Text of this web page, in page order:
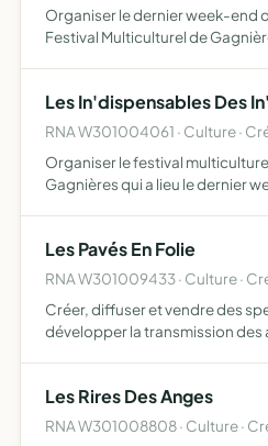
Organiser le dernier week-end
Festival Multiculturel de
des …
Les In'dispensables Des
RNA W301004061 · Culture ·
Organiser le festival
Gagnières qui a lieu le dernier
Les Pavés En Folie
RNA W301009433 · Culture ·
Créer, diffuser et vendre des
développer la transmission des
Les Rires Des Anges
RNA W301008808 · Culture ·